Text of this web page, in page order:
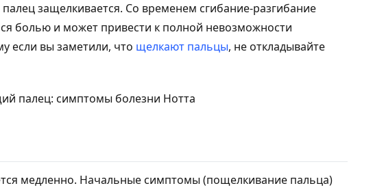
защелкивается. Со временем сгибание-разгибание
болью и может привести к полной невозможности
если вы заметили, что щелкают пальцы, не откладывайте
медленно. Начальные симптомы (пощелкивание пальца)